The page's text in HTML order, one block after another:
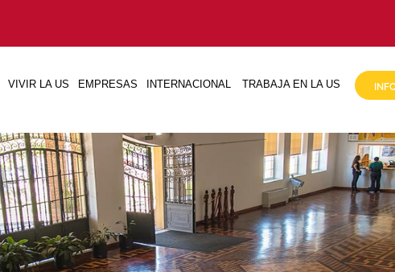
VIVIR LA US EMPRESAS INTERNACIONAL TRABAJA EN LA US